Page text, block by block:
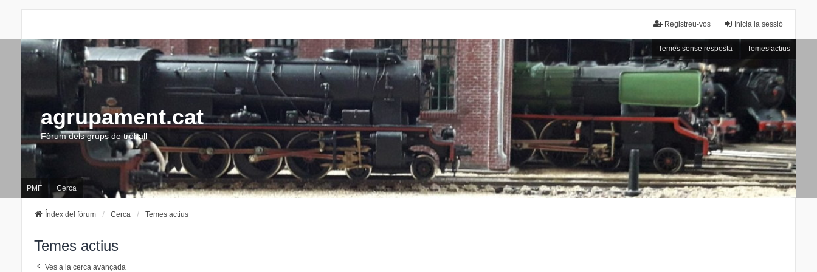
Inicia la sessió
Registreu-vos
Temes sense resposta Temes actius
agrupament.cat
Fòrum dels grups de treball
PMF Cerca
Índex del fòrum Cerca Temes actius
Temes actius
Ves a la cerca avançada